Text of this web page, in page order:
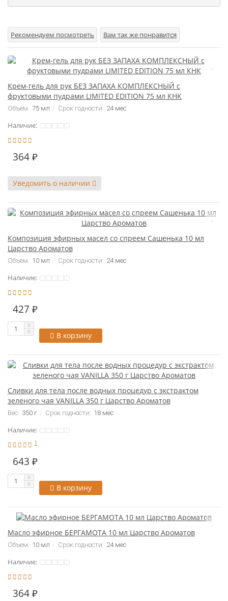
Рекомендуем посмотреть Вам так же понравится
Крем-гель для рук БЕЗ ЗАПАХА КОМПЛЕКСНЫЙ с
фруктовыми пудрами LIMITED EDITION 75 мл КНК
Объем: 75 мл Срок годности: 24 мес
Наличие:
364 ₽
Уведомить о наличии
Композиция эфирных масел со спреем Сашенька 10 мл
Царство Ароматов
Объем: 10 мл Срок годности: 24 мес
Наличие:
427 ₽
В корзину
Сливки для тела после водных процедур с экстрактом
зеленого чая VANILLA 350 г Царство Ароматов
Вес: 350 г Срок годности: 18 мес
Наличие:
1
643 ₽
В корзину
Масло эфирное БЕРГАМОТА 10 мл Царство Ароматов
Объем: 10 мл Срок годности: 24 мес
Наличие:
364 ₽